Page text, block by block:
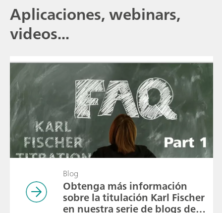
Aplicaciones, webinars,
videos...
Blog
Obtenga más información
sobre la titulación Karl Fischer
en nuestra serie de blogs de